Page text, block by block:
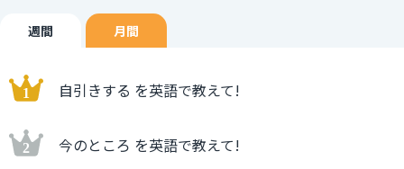
週間 月間
自引きする を英語で教えて!
今のところ を英語で教えて!